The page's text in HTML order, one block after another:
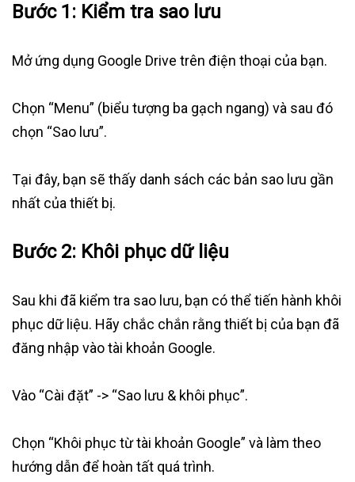
Bước 1: Kiểm tra sao lưu
Mở ứng dụng Google Drive trên điện thoại của bạn.
Chọn “Menu” (biểu tượng ba gạch ngang) và sau đó
chọn “Sao lưu”.
Tại đây, bạn sẽ thấy danh sách các bản sao lưu gần
nhất của thiết bị.
Bước 2: Khôi phục dữ liệu
Sau khi đã kiểm tra sao lưu, bạn có thể tiến hành khôi
phục dữ liệu. Hãy chắc chắn rằng thiết bị của bạn đã
đăng nhập vào tài khoản Google.
Vào “Cài đặt” -> “Sao lưu & khôi phục”.
Chọn “Khôi phục từ tài khoản Google” và làm theo
hướng dẫn để hoàn tất quá trình.